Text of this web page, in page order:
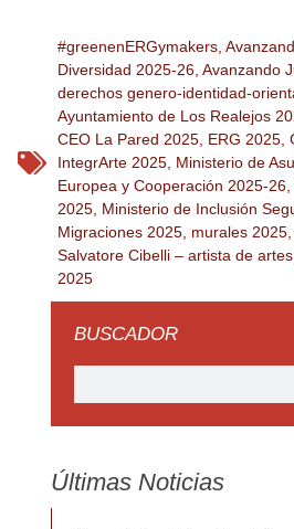
#greenenERGymakers,
Diversidad 2025-26, Avanzando
derechos genero-identidad-
Ayuntamiento de Los Realejos
CEO La Pared 2025, ERG 2025,
IntegrArte 2025, Ministerio de
Europea y Cooperación 2025-26,
2025, Ministerio de Inclusión
Migraciones 2025, murales 2025,
Salvatore Cibelli – artista de
2025
BUSCADOR
Últimas Noticias